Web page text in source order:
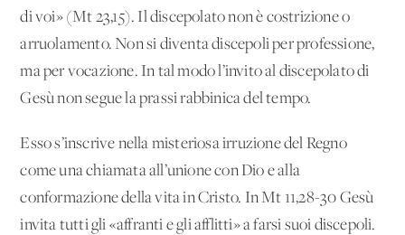
di voi» (Mt 23,15). Il discepolato non è costrizione o
arruolamento. Non si diventa discepoli per professione,
ma per vocazione. In tal modo l’invito al discepolato di
Gesù non segue la prassi rabbinica del tempo.
Esso s’inscrive nella misteriosa irruzione del Regno
come una chiamata all’unione con Dio e alla
conformazione della vita in Cristo. In Mt 11,28-30 Gesù
invita tutti gli «affranti e gli afflitti» a farsi suoi discepoli.